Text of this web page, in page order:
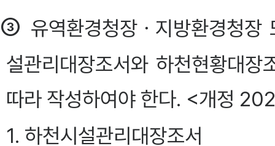
③ 유역환경청장ㆍ지방환경청
설관리대장조서와 하천현황대
따라 작성하여야 한다. <개정
1. 하천시설관리대장조서